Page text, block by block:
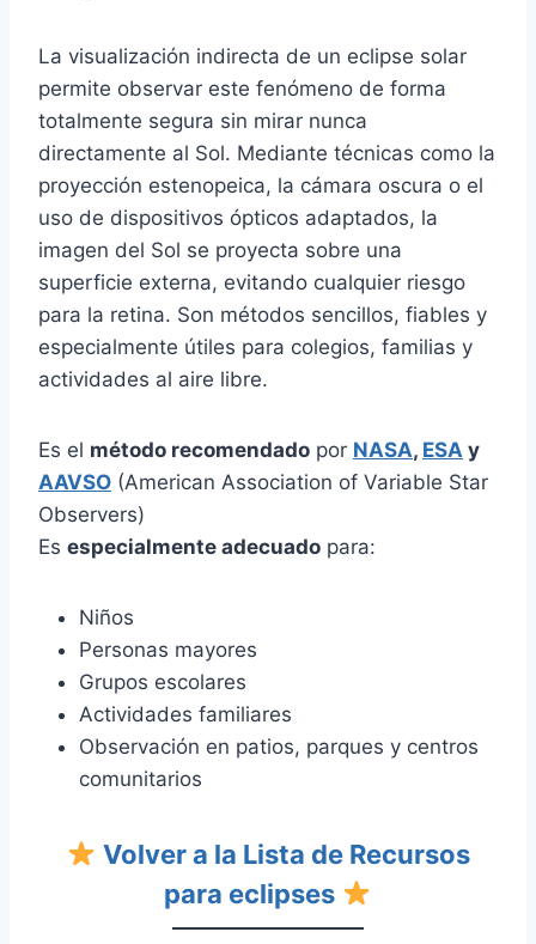
La visualización indirecta de un eclipse solar
permite observar este fenómeno de forma
totalmente segura sin mirar nunca
directamente al Sol. Mediante técnicas como la
proyección estenopeica, la cámara oscura o el
uso de dispositivos ópticos adaptados, la
imagen del Sol se proyecta sobre una
superficie externa, evitando cualquier riesgo
para la retina. Son métodos sencillos, fiables y
especialmente útiles para colegios, familias y
actividades al aire libre.
Es el método recomendado por NASA, ESA y
AAVSO (American Association of Variable Star
Observers)
Es especialmente adecuado para:
Niños
Personas mayores
Grupos escolares
Actividades familiares
Observación en patios, parques y centros
comunitarios
Volver a la Lista de Recursos
para eclipses